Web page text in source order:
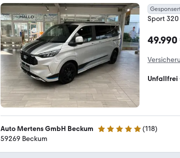
Sport 320
Unfallfrei
Auto Mertens GmbH Beckum 4.9 Sterne (118)
59269 Beckum